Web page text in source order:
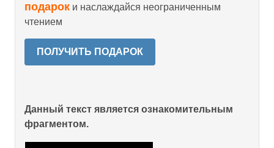
подарок и наслаждайся неограниченным
чтением
ПОЛУЧИТЬ ПОДАРОК
Данный текст является ознакомительным
фрагментом.